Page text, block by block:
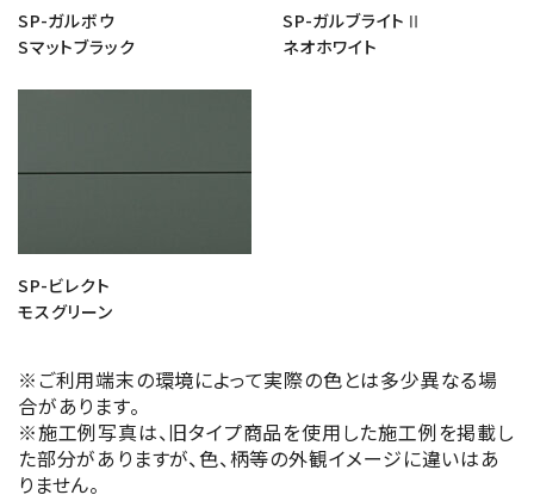
SP-ガルボウ
Sマットブラック
SP-ガルブライトⅡ
ネオホワイト
SP-ビレクト
モスグリーン
※ご利用端末の環境によって実際の色とは多少異なる場
合があります。
※施工例写真は、旧タイプ商品を使用した施工例を掲載し
た部分がありますが、色、柄等の外観イメージに違いはあ
りません。